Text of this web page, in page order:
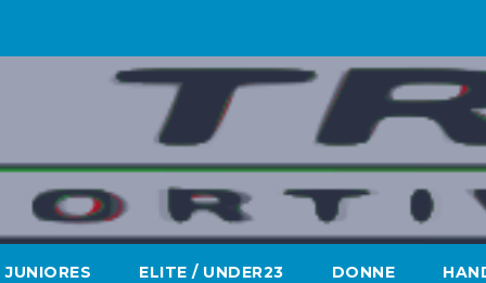
JUNIORES ELITE / UNDER23 DONNE